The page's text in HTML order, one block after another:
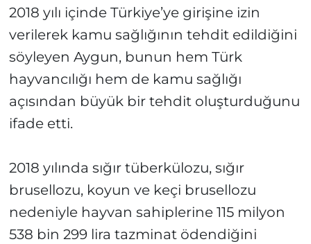
2018 yılı içinde Türkiye’ye girişine izin
verilerek kamu sağlığının tehdit edildiğini
söyleyen Aygun, bunun hem Türk
hayvancılığı hem de kamu sağlığı
açısından büyük bir tehdit oluşturduğunu
ifade etti.
2018 yılında sığır tüberkülozu, sığır
brusellozu, koyun ve keçi brusellozu
nedeniyle hayvan sahiplerine 115 milyon
538 bin 299 lira tazminat ödendiğini